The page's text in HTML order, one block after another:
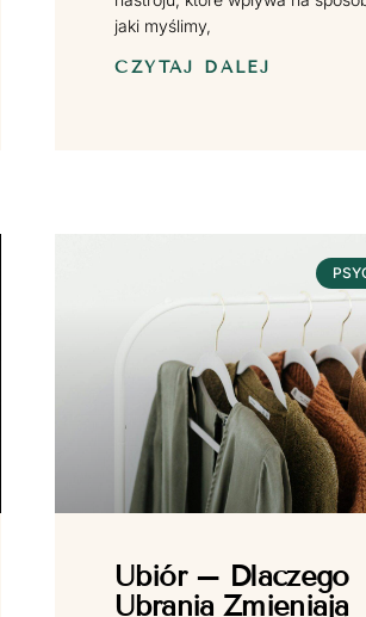
jaki myślimy,
CZYTAJ DALEJ
Ubiór – Dlaczego
Ubrania Zmieniają